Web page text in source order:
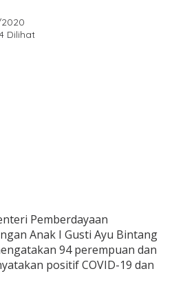
Dilihat
Pemberdayaan
Anak I Gusti Ayu Bintang
94 perempuan dan
positif COVID-19 dan